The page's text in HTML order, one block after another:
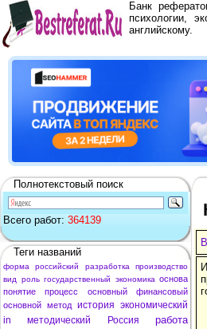
Банк
психологии,
английскому.
Полнотекстовый поиск
Всего работ: 364139
Теги названий
форма российский разработка
производство
вид
роль государственный экономика основа
понятие
процесс основный
финансовый
основной метод история экономический
in
методический Россия
работа